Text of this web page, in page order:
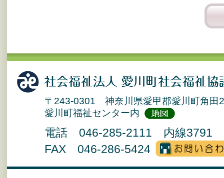
〒243-0301 神奈川県愛甲郡愛川町角田
愛川町福祉センター内
電話 046-285-2111 内線
FAX 046-286-5424